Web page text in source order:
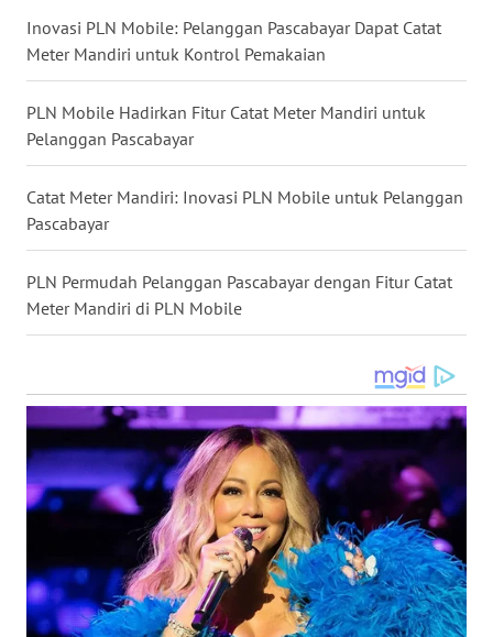
Inovasi PLN Mobile: Pelanggan Pascabayar Dapat Catat
Meter Mandiri untuk Kontrol Pemakaian
PLN Mobile Hadirkan Fitur Catat Meter Mandiri untuk
Pelanggan Pascabayar
Catat Meter Mandiri: Inovasi PLN Mobile untuk Pelanggan
Pascabayar
PLN Permudah Pelanggan Pascabayar dengan Fitur Catat
Meter Mandiri di PLN Mobile
WN
BEKASI
WN
BOGOR
WN
DEPOK
WN
TAPANULI
WN
WN
PADANG
LAWAS